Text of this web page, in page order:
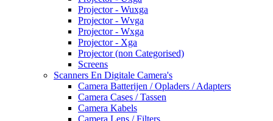
Projector - Wuxga
Projector - Wvga
Projector - Wxga
Projector - Xga
Projector (non Categorised)
Screens
Scanners En Digitale Camera's
Camera Batterijen / Opladers / Adapters
Camera Cases / Tassen
Camera Kabels
Camera Lens / Filters